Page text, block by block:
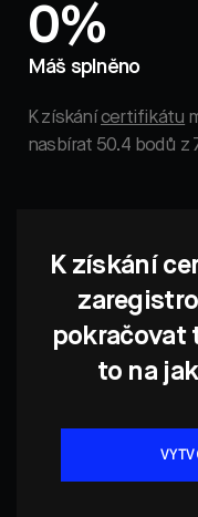
0%
Máš splněno
K získánícertifikátu
nasbírat 50.4 bodů z
K získání
pokračovat
to na